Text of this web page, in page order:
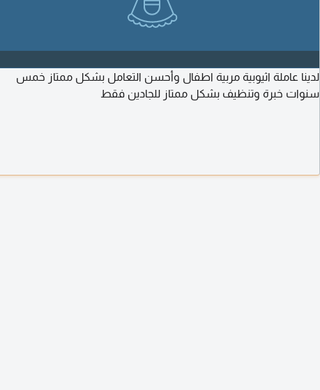
لدينا عاملة اثيوبية مربية اطفال وأحسن التعامل بشكل ممتاز خمس
سنوات خبرة وتنظيف بشكل ممتاز للجادين فقط